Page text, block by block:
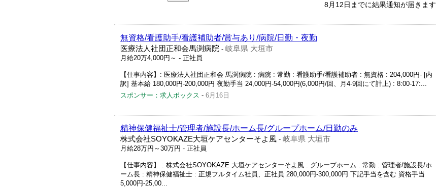
8月12日までに結果通知が届きます
無資格/看護助手/看護補助者/賞与あり/病院/日勤・夜勤
医療法人社団正和会馬渕病院 - 岐阜県 大垣市
月給20万4,000円～ - 正社員
【仕事内容】: 医療法人社団正和会 馬渕病院 : 病院 : 常勤 : 看護助手/看護補助者 : 無資格 : 204,000円- [内
訳] 基本給 180,000円-200,000円 夜勤手当 24,000円-54,000円(6,000円/回、月4-9回にて計上) : 8:00-17:...
スポンサー：求人ボックス - 6月16日
精神保健福祉士/管理者/施設長/ホーム長/グループホーム/日勤のみ
株式会社SOYOKAZE大垣ケアセンターそよ風 - 岐阜県 大垣市
月給28万円～30万円 - 正社員
【仕事内容】 : 株式会社SOYOKAZE 大垣ケアセンターそよ風 : グループホーム : 常勤 : 管理者/施設長/ホ
ーム長 : 精神保健福祉士 : 正規フルタイム社員、正社員 280,000円-300,000円 下記手当を含む 資格手当
5,000円-25,00...